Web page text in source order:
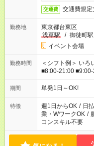
交通費 交通費規定
勤務地
東京都台東区
浅草駅
/ 御徒町駅
イベント会場
勤務時間
＜シフト例＞ い
■8:00-21:00
期間 単発1日～OK!
特徴 週1日からOK / 日
業・WワークOK /
コンスキル不要